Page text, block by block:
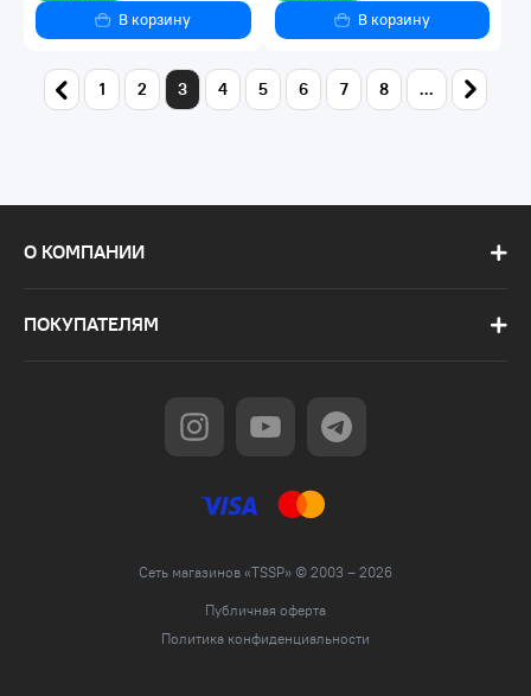
В корзину В корзину
1 2 3 4 5 6 7 8 ...
О КОМПАНИИ
ПОКУПАТЕЛЯМ
Сеть магазинов «TSSP» © 2003 – 2026
Публичная оферта
Политика конфиденциальности